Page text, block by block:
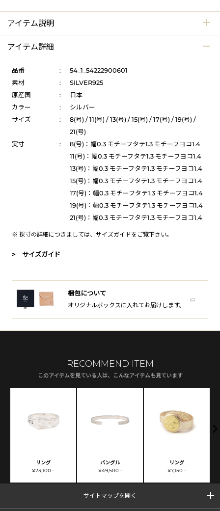
アイテム説明
アイテム詳細
品番 :
54_1_54222900601
素材
:
SILVER925
原産国
:
日本
カラー
:
シルバー
サイズ
:
8(号) / 11(号) / 13(号) / 15(号) / 17(号) / 19(号) /
21(号)
実寸
:
8(号)：幅0.3 モチーフタテ1.3 モチーフヨコ1.4
11(号)：幅0.3 モチーフタテ1.3 モチーフヨコ1.4
13(号)：幅0.3 モチーフタテ1.3 モチーフヨコ1.4
15(号)：幅0.3 モチーフタテ1.3 モチーフヨコ1.4
17(号)：幅0.3 モチーフタテ1.3 モチーフヨコ1.4
19(号)：幅0.3 モチーフタテ1.3 モチーフヨコ1.4
21(号)：幅0.3 モチーフタテ1.3 モチーフヨコ1.4
※ 採寸の詳細につきましては、 サイズガイドをご覧下さい。
> サイズガイド
梱包について
オリジナルボックスに入れてお届けします。
RECOMMEND ITEM
このアイテムを見ている人は、こんなアイテムも見ています
リング
¥23,100 -
バングル
¥49,500 -
リング
¥7,150 -
サイトマップを開く